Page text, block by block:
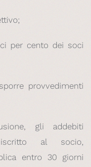
per cento dei soci
provvedimenti
gli addebiti
al socio,
entro 30 giorni